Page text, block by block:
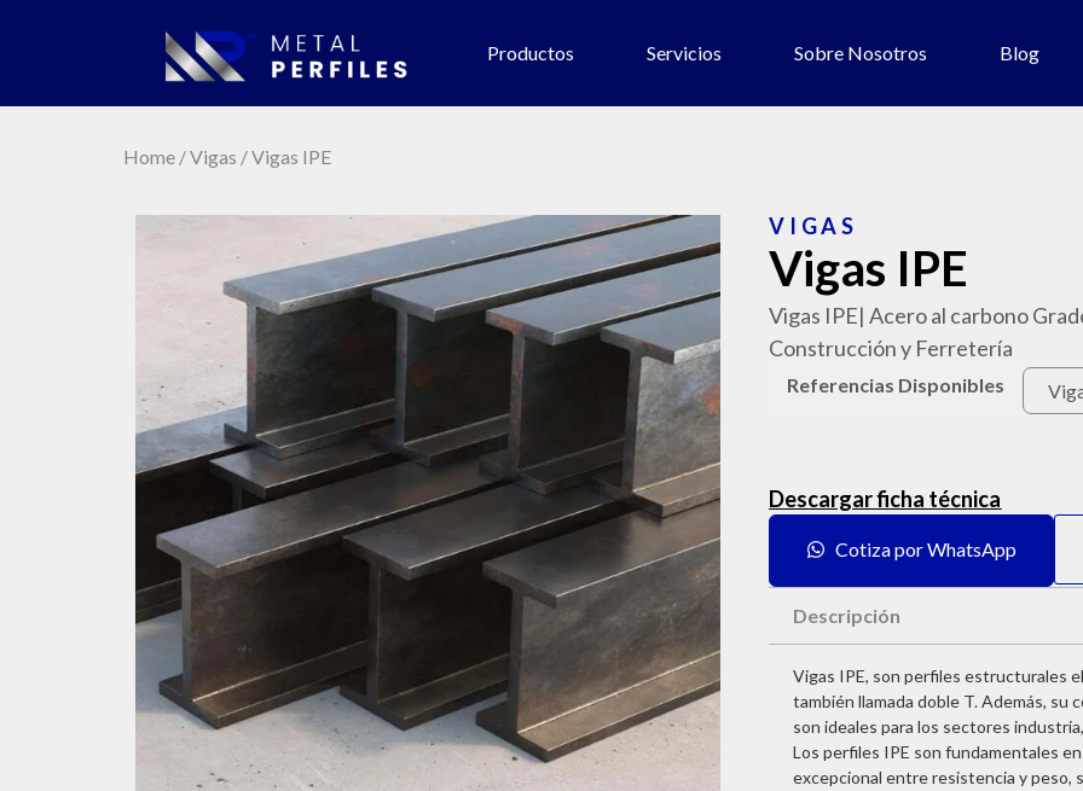
Productos Servicios Sobre Nosotros Blog
Home /Vigas / Vigas IPE
VIGAS
Vigas IPE
Vigas IPE| Acero al carbono
Construcción y Ferretería
Referencias Disponibles
Descargar ficha técnica
Cotiza por WhatsApp
Descripción
Vigas IPE, son perfiles estructurales
también llamada doble T. Además, su
son ideales para los sectores
Los perfiles IPE son fundamentales
excepcional entre resistencia y peso,